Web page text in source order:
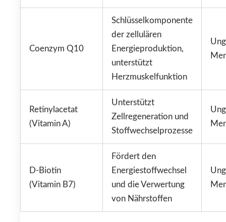
Coenzym Q10
Schlüsselkomponente
der zellulären
Energieproduktion,
unterstützt
Herzmuskelfunktion
Retinylacetat
(Vitamin A)
Unterstützt
Zellregeneration und
Stoffwechselprozesse
D-Biotin
(Vitamin B7)
Fördert den
Energiestoffwechsel
und die Verwertung
von Nährstoffen